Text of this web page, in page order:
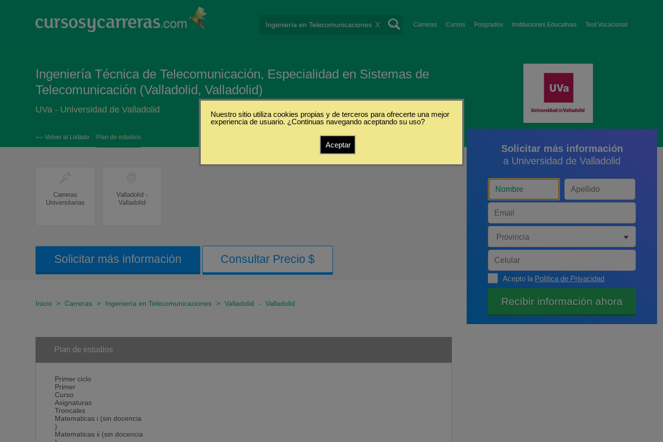
Carreras Cursos Posgrados Instituciones Educativas Test Vocacional
X
Ingeniería Técnica de Telecomunicación, Especialidad en Sistemas de
Telecomunicación (Valladolid, Valladolid)
UVa - Universidad de Valladolid
‹— Volver al Listado Plan de estudios
Carreras
Universitarias
Valladolid -
Valladolid
Solicitar más información Consultar Precio $
Inicio > Carreras > Ingeniería en Telecomunicaciones > Valladolid - Valladolid
Plan de estudios
Primer ciclo
Primer
Curso
Asignaturas
Troncales
Matematicas i (sin docencia
)
Matematicas ii (sin docencia
Solicitar más información
a Universidad de Valladolid
Acepto la Política de Privacidad
Nuestro sitio utiliza cookies propias y de terceros para ofrecerte una mejor
experiencia de usuario. ¿Continuas navegando aceptando su uso?
Aceptar